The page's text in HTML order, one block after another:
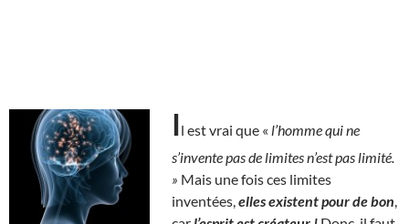
Il est vrai que « l’homme qui ne
s’invente pas de limites n’est pas limité.
» Mais une fois ces limites
inventées, elles existent pour de bon